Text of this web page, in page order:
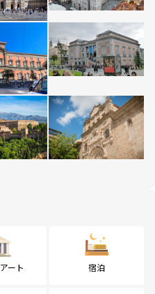
ート 宿泊